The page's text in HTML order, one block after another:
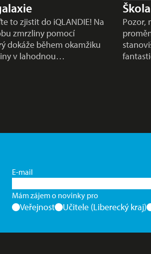
to zjistit do iQLANDIE! Na
zmrzliny pomocí
dokáže během okamžiku
v lahodnou…
Pozor,
E-mail
Mám zájem o novinky pro
Veřejnost Učitele (Liberecký kraj)